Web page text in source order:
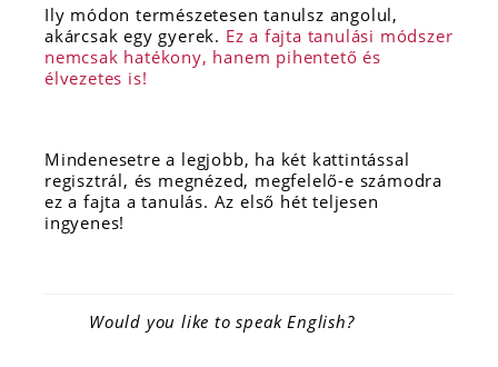
Ily módon természetesen tanulsz angolul,
akárcsak egy gyerek. Ez a fajta tanulási módszer
nemcsak hatékony, hanem pihentető és
élvezetes is!
Mindenesetre a legjobb, ha két kattintással
regisztrál, és megnézed, megfelelő-e számodra
ez a fajta a tanulás. Az első hét teljesen
ingyenes!
Would you like to speak English?